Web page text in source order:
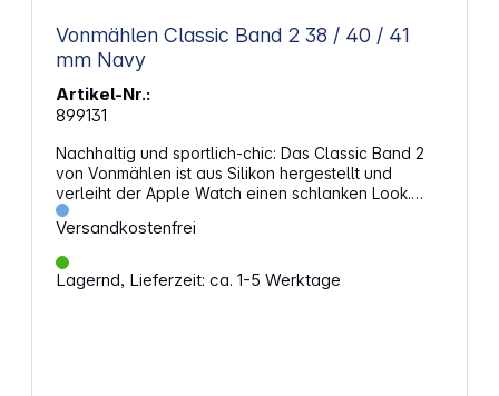
Vonmählen Classic Band 2 38 / 40 / 41
mm Navy
Artikel-Nr.:
899131
Nachhaltig und sportlich-chic: Das Classic Band 2
von Vonmählen ist aus Silikon hergestellt und
verleiht der Apple Watch einen schlanken Look.
Das Band wirkt nicht nur wasserabweisend, sondern
besteht auch aus recycelten Materialen und stellt
daher eine nachhaltige Alternative zu
herkömmlichen Silikon-Watch-Straps dar. Das Strap
lässt sich aufgrund seines flexiblen Pin-
Versandkostenfrei
Lagernd, Lieferzeit: ca. 1-5 Werktage